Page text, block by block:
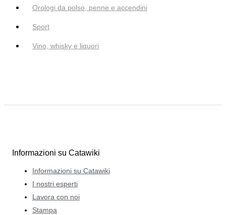
Orologi da polso, penne e accendini
Sport
Vino, whisky e liquori
Informazioni su Catawiki
Informazioni su Catawiki
I nostri esperti
Lavora con noi
Stampa